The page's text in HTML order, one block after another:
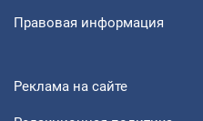
Правовая информация
Реклама на сайте